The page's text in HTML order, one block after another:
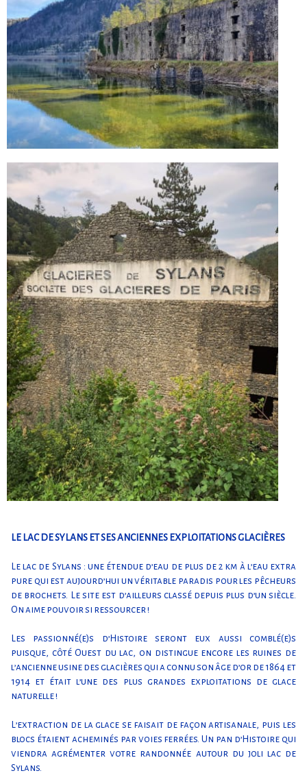
LE LAC DE SYLANS ET SES ANCIENNES EXPLOITATIONS GLACIÈRES
Le lac de Sylans : une étendue d’eau de plus de 2 km à l’eau extra
pure qui est aujourd’hui un véritable paradis pour les pêcheurs
de brochets. Le site est d’ailleurs classé depuis plus d’un siècle.
On aime pouvoir si ressourcer !
Les passionné(e)s d’Histoire seront eux aussi comblé(e)s
puisque, côté Ouest du lac, on distingue encore les ruines de
l’ancienne usine des glacières qui a connu son âge d’or de 1864 et
1914 et était l’une des plus grandes exploitations de glace
naturelle !
L’extraction de la glace se faisait de façon artisanale, puis les
blocs étaient acheminés par voies ferrées. Un pan d’Histoire qui
viendra agrémenter votre randonnée autour du joli lac de
Sylans.